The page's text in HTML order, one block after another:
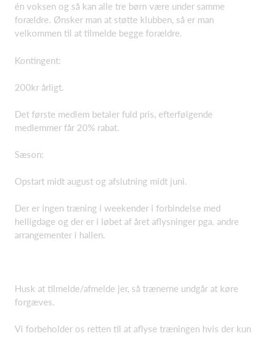
én voksen og så kan alle tre børn være under samme
forældre. Ønsker man at støtte klubben, så er man
velkommen til at tilmelde begge forældre.
Kontingent:
200kr årligt.
Det første medlem betaler fuld pris, efterfølgende
medlemmer får 20% rabat.
Sæson:
Opstart midt august og afslutning midt juni.
Der er ingen træning i weekender i forbindelse med
helligdage og der er i løbet af året aflysninger pga. andre
arrangementer i hallen.
Husk at tilmelde/afmelde jer, så trænerne undgår at køre
forgæves.
Vi forbeholder os retten til at aflyse træningen hvis der kun